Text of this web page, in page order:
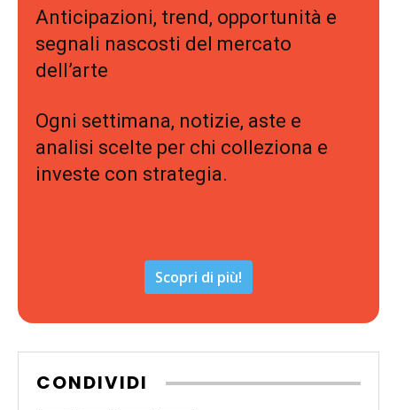
Anticipazioni, trend, opportunità e
segnali nascosti del mercato
dell’arte
Ogni settimana, notizie, aste e
analisi scelte per chi colleziona e
investe con strategia.
Scopri di più!
CONDIVIDI